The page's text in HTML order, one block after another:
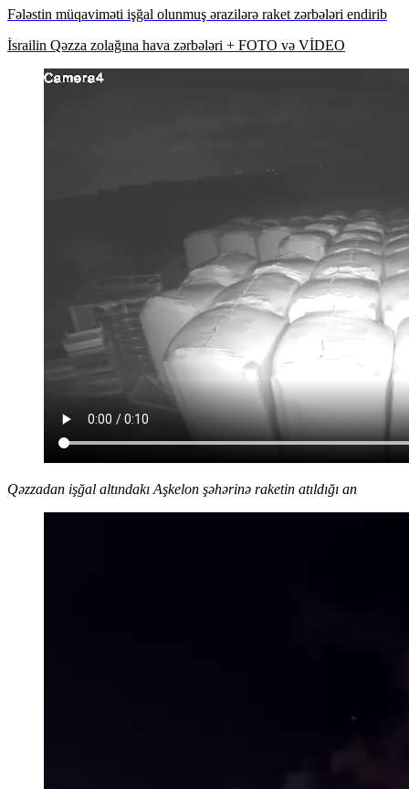
Fələstin müqaviməti işğal olunmuş ərazilərə raket zərbələri endirib
İsrailin Qəzza zolağına hava zərbələri + FOTO və VİDEO
Qəzzadan işğal altındakı Aşkelon şəhərinə raketin atıldığı an